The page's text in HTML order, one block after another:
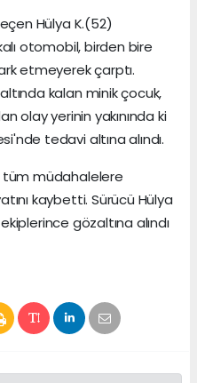
Hülya K.(52)
otomobil, birden bire
etmeyerek çarptı.
kalan minik çocuk,
olay yerinin yakınında ki
tedavi altına alındı.
tüm müdahalelere
kaybetti. Sürücü Hülya
gözaltına alındı